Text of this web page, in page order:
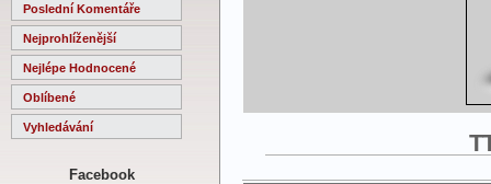
Poslední Komentáře
Nejprohlíženější
Nejlépe Hodnocené
Oblíbené
Vyhledávání
Facebook